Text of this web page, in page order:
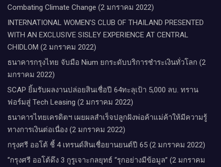
Combating Climate Change (2 มกราคม 2022)
INTERNATIONAL WOMEN’S CLUB OF THAILAND PRESENTED
WITH AN EXCLUSIVE SISLEY EXPERIENCE AT CENTRAL
CHIDLOM (2 มกราคม 2022)
ธนาคารกรุงไทย จับมือ Nium ยกระดับบริการชำระเงินทั่วโลก (2
มกราคม 2022)
SCAP ยิ้มรับผลงานปล่อยสินเชื่อปี 64ทะลุเป้า 5,000 ลบ. ทราน
ฟอร์มสู่ Tech Leasing (2 มกราคม 2022)
ธนาคารไทยเครดิตฯ เผยผลสำเร็จปลูกฝังพ่อค้าแม่ค้าให้มีความรู้
ทางการเงินต่อเนื่อง (2 มกราคม 2022)
กรุงศรี ออโต้ ชี้ 4 เทรนด์สินเชื่อยานยนต์ปี 65 (2 มกราคม 2022)
“กรุงศรี ออโต้ดึง 3 กูรูเจาะกลยุทธ์ “รุกอย่างมีข้อมูล” (2 มกราคม